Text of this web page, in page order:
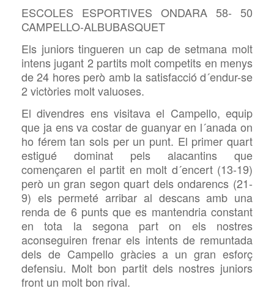
ESCOLES ESPORTIVES ONDARA 58- 50
CAMPELLO-ALBUBASQUET
Els juniors tingueren un cap de setmana molt
intens jugant 2 partits molt competits en menys
de 24 hores però amb la satisfacció d´endur-se
2 victòries molt valuoses.
El divendres ens visitava el Campello, equip
que ja ens va costar de guanyar en l´anada on
ho férem tan sols per un punt. El primer quart
estigué dominat pels alacantins que
començaren el partit en molt d´encert (13-19)
però un gran segon quart dels ondarencs (21-
9) els permeté arribar al descans amb una
renda de 6 punts que es mantendria constant
en tota la segona part on els nostres
aconseguiren frenar els intents de remuntada
dels de Campello gràcies a un gran esforç
defensiu. Molt bon partit dels nostres juniors
front un molt bon rival.